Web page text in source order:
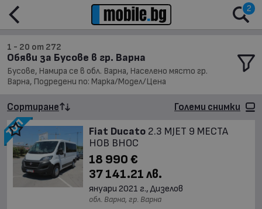
2
1 - 20 от 272
Обяви за Бусове в гр. Варна
Бусове, Намира се в обл. Варна, Населено място гр.
Варна, Подредени по: Марка/Модел/Цена
Сортиране Големи снимки
Fiat Ducato 2.3 MJET 9 МЕСТА
НОВ ВНОС
18 990 €
37 141.21 лв.
януари 2021 г., Дизелов
обл. Варна, гр. Варна